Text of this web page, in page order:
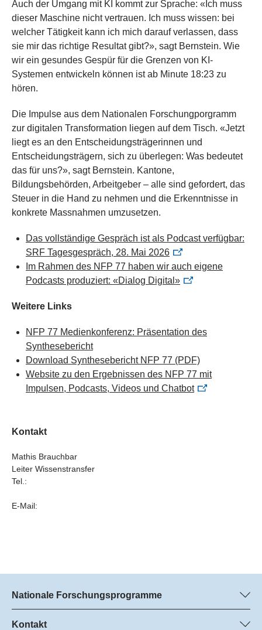
Auch der Umgang mit KI kommt zur Sprache: «Ich muss
dieser Maschine nicht vertrauen. Ich muss wissen: bei
welcher Tätigkeit kann ich mich darauf verlassen, dass
sie mir das richtige Resultat gibt?», sagt Bernstein. Wie
wir ein gesundes Gespür für die Grenzen von KI-
Systemen entwickeln können ist ab Minute 18:23 zu
hören.
Die Impulse aus dem Nationalen Forschungporgramm
zur digitalen Transformation liegen auf dem Tisch. «Jetzt
liegt es an den Entscheidungsträgerinnen und
Entscheidungsträgern, sich zu überlegen: Was bedeutet
das für uns?», sagt Bernstein. Kantone,
Bildungsbehörden, Arbeitgeber – alle sind gefordert, das
Steuer in die Hand zu nehmen und die Erkenntnisse in
konkrete Massnahmen umzusetzen.
Das vollständige Gespräch ist als Podcast verfügbar:
SRF Tagesgespräch, 28. Mai 2026
Im Rahmen des NFP 77 haben wir auch eigene
Podcasts produziert: «Dialog Digital»
Weitere Links
NFP 77 Medienkonferenz: Präsentation des
Synthesebericht
Download Synthesebericht NFP 77 (PDF)
Website zu den Ergebnissen des NFP 77 mit
Impulsen, Podcasts, Videos und Chatbot
Kontakt
Mathis Brauchbar
Leiter Wissenstransfer
Tel.:
E-Mail:
Nationale Forschungsprogramme
Hier finden Sie Informationen zu allen Nationalen
Forschungsprogrammen (NFP):
Kontakt